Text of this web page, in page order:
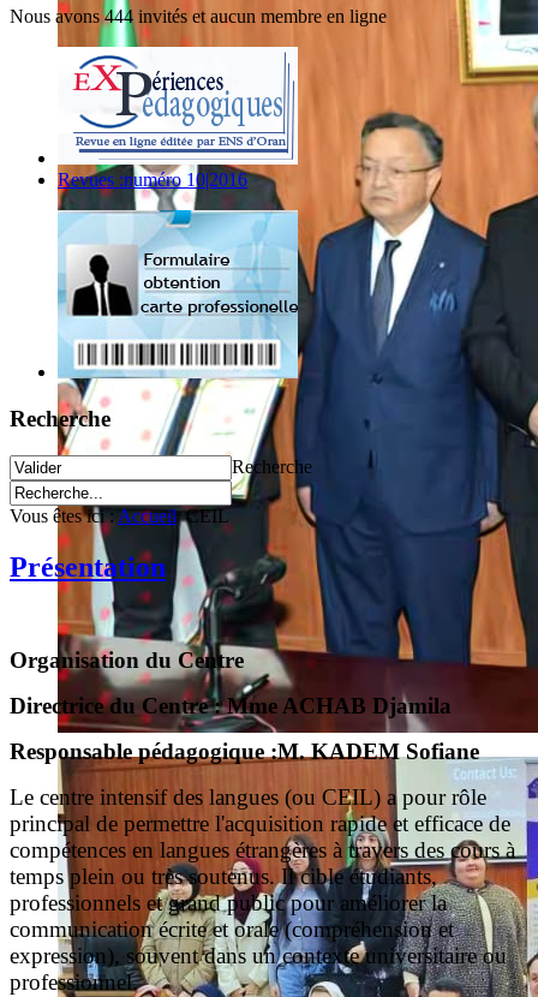
Nous avons 444 invités et aucun membre en ligne
Revues :numéro 10|2016
Recherche
Recherche
Vous êtes ici :Accueil CEIL
Présentation
Organisation du Centre
Directrice du Centre : Mme ACHAB Djamila
Responsable pédagogique :M. KADEM Sofiane
Le centre intensif des langues (ou CEIL) a pour rôle
principal de permettre l'acquisition rapide et efficace de
compétences en langues étrangères à travers des cours à
temps plein ou très soutenus. Il cible étudiants,
professionnels et grand public pour améliorer la
communication écrite et orale (compréhension et
expression), souvent dans un contexte universitaire ou
professionnel.